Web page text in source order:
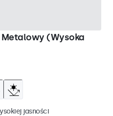
(Wysoka
jasności